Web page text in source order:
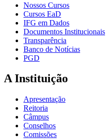
Nossos Cursos
Cursos EaD
IFG em Dados
Documentos Institucionais
Transparência
Banco de Notícias
PGD
A Instituição
Apresentação
Reitoria
Câmpus
Conselhos
Comissões